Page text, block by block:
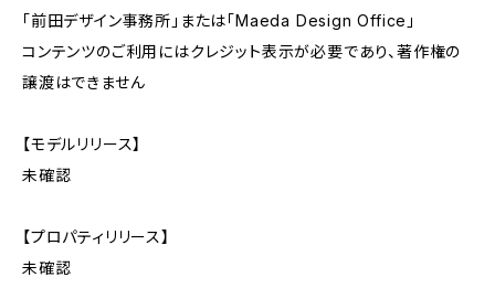
「前田デザイン事務所」または「Maeda Design Office」
コンテンツのご利用にはクレジット表示が必要であり、著作権の
譲渡はできません
【モデルリリース】
未確認
【プロパティリリース】
未確認